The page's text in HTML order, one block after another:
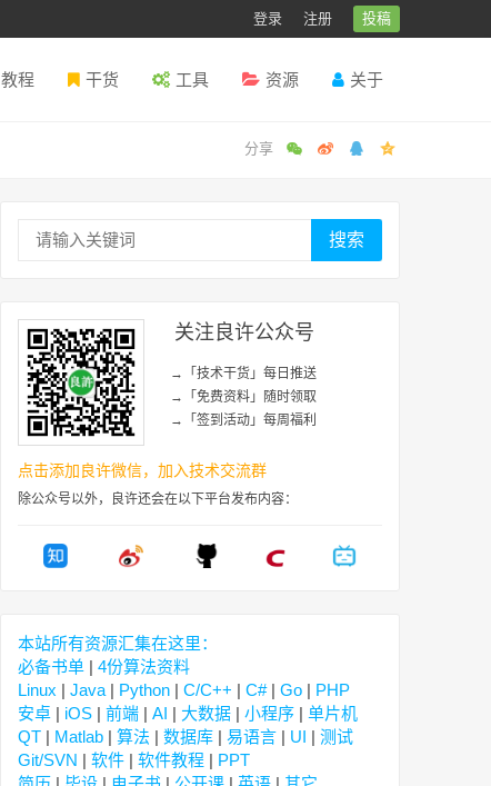
登录 注册 投稿
教程 干货 工具 资源 关于
搜索
关注良许公众号
→「技术干货」每日推送
→「免费资料」随时领取
→「签到活动」每周福利
点击添加良许微信，加入技术交流群
除公众号以外，良许还会在以下平台发布内容：
本站所有资源汇集在这里：
必备书单 | 4份算法资料
Linux | Java | Python | C/C++ | C#| Go | PHP
安卓 | iOS | 前端 | AI | 大数据 | 小程序 | 单片机
QT | Matlab | 算法 | 数据库 | 易语言 | UI | 测试
Git/SVN | 软件 | 软件教程 | PPT